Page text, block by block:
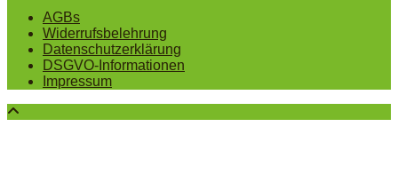
AGBs
Widerrufsbelehrung
Datenschutzerklärung
DSGVO-Informationen
Impressum